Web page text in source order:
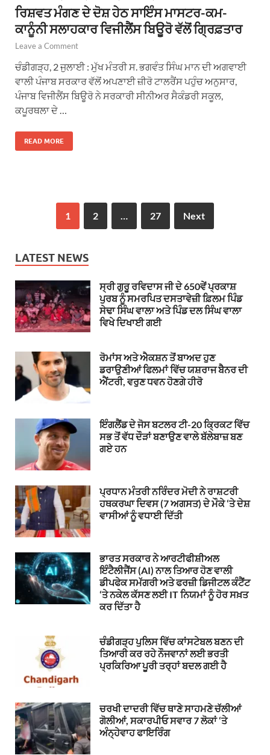
ਰਿਸ਼ਵਤ ਮੰਗਣ ਦੇ ਦੋਸ਼ ਹੇਠ ਸਾਇੰਸ ਮਾਸਟਰ-ਕਮ-
ਕਾਨੂੰਨੀ ਸਲਾਹਕਾਰ ਵਿਜੀਲੈਂਸ ਬਿਊਰੋ ਵੱਲੋਂ ਗ੍ਰਿਫ਼ਤਾਰ
Leave a Comment
ਚੰਡੀਗੜ੍ਹ, 2 ਜੁਲਾਈ : ਮੁੱਖ ਮੰਤਰੀ ਸ. ਭਗਵੰਤ ਸਿੰਘ ਮਾਨ ਦੀ ਅਗਵਾਈ
ਵਾਲੀ ਪੰਜਾਬ ਸਰਕਾਰ ਵੱਲੋਂ ਅਪਣਾਈ ਜ਼ੀਰੋ ਟਾਲਰੈਂਸ ਪਹੁੰਚ ਅਨੁਸਾਰ,
ਪੰਜਾਬ ਵਿਜੀਲੈਂਸ ਬਿਊਰੋ ਨੇ ਸਰਕਾਰੀ ਸੀਨੀਅਰ ਸੈਕੰਡਰੀ ਸਕੂਲ,
ਕਪੂਰਥਲਾ ਦੇ …
READ MORE
1 2 27 Next
LATEST NEWS
ਸ੍ਰੀ ਗੁਰੂ ਰਵਿਦਾਸ ਜੀ ਦੇ 650ਵੇਂ ਪ੍ਰਕਾਸ਼
ਪੁਰਬ ਨੂੰ ਸਮਰਪਿਤ ਦਸਤਾਵੇਜ਼ੀ ਫ਼ਿਲਮ ਪਿੰਡ
ਸੇਢਾ ਸਿੰਘ ਵਾਲਾ ਅਤੇ ਪਿੰਡ ਦਲ ਸਿੰਘ ਵਾਲਾ
ਵਿਖੇ ਦਿਖਾਈ ਗਈ
ਰੋਮਾਂਸ ਅਤੇ ਐਕਸ਼ਨ ਤੋਂ ਬਾਅਦ ਹੁਣ
ਡਰਾਉਣੀਆਂ ਫਿਲਮਾਂ ਵਿੱਚ ਯਸ਼ਰਾਜ ਬੈਨਰ ਦੀ
ਐਂਟਰੀ, ਵਰੁਣ ਧਵਨ ਹੋਣਗੇ ਹੀਰੋ
ਇੰਗਲੈਂਡ ਦੇ ਜੋਸ ਬਟਲਰ ਟੀ-20 ਕ੍ਰਿਕਟ ਵਿੱਚ
ਸਭ ਤੋਂ ਵੱਧ ਦੌੜਾਂ ਬਣਾਉਣ ਵਾਲੇ ਬੱਲੇਬਾਜ਼ ਬਣ
ਗਏ ਹਨ
ਪ੍ਰਧਾਨ ਮੰਤਰੀ ਨਰਿੰਦਰ ਮੋਦੀ ਨੇ ਰਾਸ਼ਟਰੀ
ਹਥਕਰਘਾ ਦਿਵਸ (7 ਅਗਸਤ) ਦੇ ਮੌਕੇ ‘ਤੇ ਦੇਸ਼
ਵਾਸੀਆਂ ਨੂੰ ਵਧਾਈ ਦਿੱਤੀ
ਭਾਰਤ ਸਰਕਾਰ ਨੇ ਆਰਟੀਫੀਸ਼ੀਅਲ
ਇੰਟੈਲੀਜੈਂਸ (AI) ਨਾਲ ਤਿਆਰ ਹੋਣ ਵਾਲੀ
ਡੀਪਫੇਕ ਸਮੱਗਰੀ ਅਤੇ ਫਰਜ਼ੀ ਡਿਜੀਟਲ ਕੰਟੈਂਟ
‘ਤੇ ਨਕੇਲ ਕੱਸਣ ਲਈ IT ਨਿਯਮਾਂ ਨੂੰ ਹੋਰ ਸਖ਼ਤ
ਕਰ ਦਿੱਤਾ ਹੈ
ਚੰਡੀਗੜ੍ਹ ਪੁਲਿਸ ਵਿੱਚ ਕਾਂਸਟੇਬਲ ਬਣਨ ਦੀ
ਤਿਆਰੀ ਕਰ ਰਹੇ ਨੌਜਵਾਨਾਂ ਲਈ ਭਰਤੀ
ਪ੍ਰਕਿਰਿਆ ਪੂਰੀ ਤਰ੍ਹਾਂ ਬਦਲ ਗਈ ਹੈ
ਚਰਖੀ ਦਾਦਰੀ ਵਿੱਚ ਥਾਣੇ ਸਾਹਮਣੇ ਚੱਲੀਆਂ
ਗੋਲੀਆਂ, ਸਕਾਰਪੀਓ ਸਵਾਰ 7 ਲੋਕਾਂ ‘ਤੇ
ਅੰਨ੍ਹੇਵਾਹ ਫਾਇਰਿੰਗ